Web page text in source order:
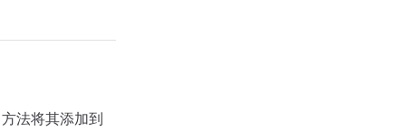
法将其添加到